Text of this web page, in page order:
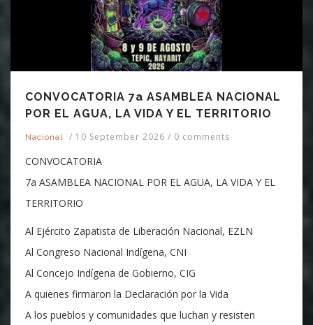
CONVOCATORIA 7a ASAMBLEA NACIONAL
POR EL AGUA, LA VIDA Y EL TERRITORIO
Nacional / 10 September 2026 / 0 comments
CONVOCATORIA
7a ASAMBLEA NACIONAL POR EL AGUA, LA VIDA Y EL
TERRITORIO
Al Ejército Zapatista de Liberación Nacional, EZLN
Al Congreso Nacional Indígena, CNI
Al Concejo Indígena de Gobierno, CIG
A quienes firmaron la Declaración por la Vida
A los pueblos y comunidades que luchan y resisten